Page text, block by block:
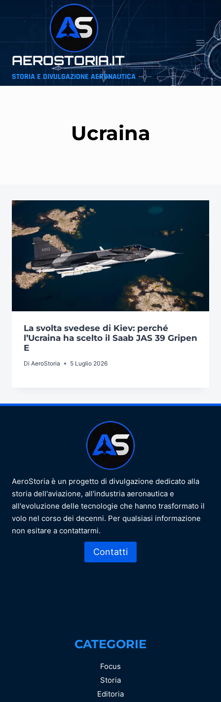
AEROSTORIA.IT
STORIA E DIVULGAZIONE AERONAUTICA
Ucraina
La svolta svedese di Kiev: perché
l’Ucraina ha scelto il Saab JAS 39 Gripen
E
Di AeroStoria 5 Luglio 2026
AeroStoria è un progetto di divulgazione dedicato alla
storia dell'aviazione, all'industria aeronautica e
all'evoluzione delle tecnologie che hanno trasformato il
volo nel corso dei decenni. Per qualsiasi informazione
non esitare a contattarmi.
Contatti
CATEGORIE
Focus
Storia
Editoria